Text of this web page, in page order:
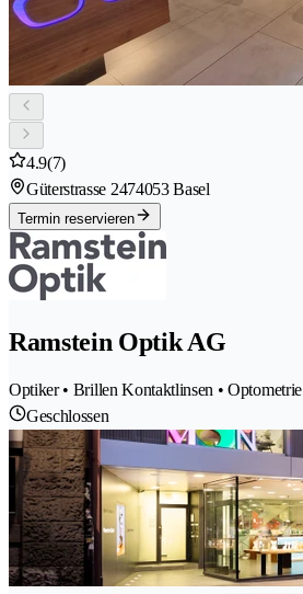
4.9(7)
Güterstrasse 2474053 Basel
Termin reservieren
Ramstein Optik AG
Optiker • Brillen Kontaktlinsen • Optometrie
Geschlossen